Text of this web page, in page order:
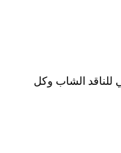
للناقد الشاب وكل